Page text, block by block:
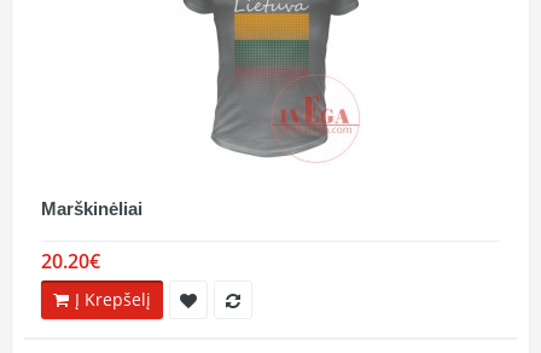
Marškinėliai
20.20€
Į Krepšelį